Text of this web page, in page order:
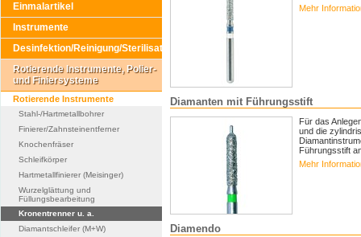
Einmalartikel
Instrumente
Desinfektion/Reinigung/Sterilisation
Rotierende Instrumente, Polier-
und Finiersysteme
Rotierende Instrumente
Stahl-/Hartmetallbohrer
Finierer/Zahnsteinentferner
Knochenfräser
Schleifkörper
Hartmetallfinierer (Meisinger)
Wurzelglättung und
Füllungsbearbeitung
Kronentrenner u. a.
Diamantschleifer (M+W)
Mehr
Diamanten mit Führungsstift
Für das
und die
Führungsstift
Mehr
Diamendo